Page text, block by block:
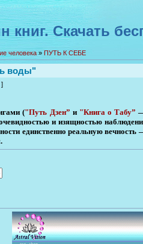
книг. Скачать
человека »ПУТЬ К СЕБЕ
воды"
]
("Путь Дзен” и "Книга о Табу”
и изящностью
единственно реальную